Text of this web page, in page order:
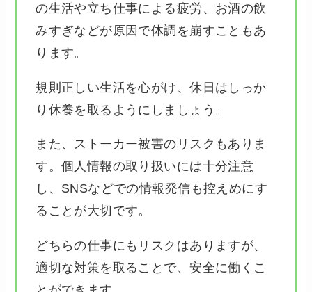
の生活や立ち仕事による疲労、お酒の飲
みすぎなどが原因で体調を崩すこともあ
ります。
規則正しい生活を心がけ、休日はしっか
り休養を取るようにしましょう。
また、ストーカー被害のリスクもありま
す。個人情報の取り扱いには十分注意
し、SNSなどでの情報発信も控えめにす
ることが大切です。
どちらの仕事にもリスクはありますが、
適切な対策を取ることで、安全に働くこ